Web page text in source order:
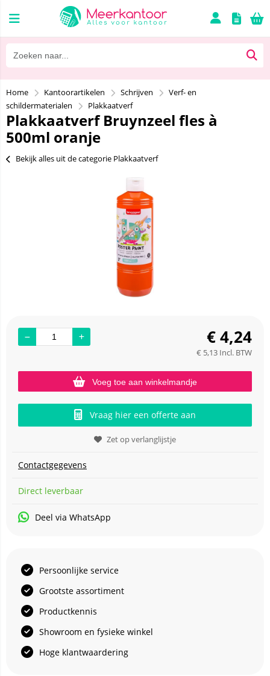
Home Kantoorartikelen Schrijven
Verf- en
schildermaterialen
Plakkaatverf
Plakkaatverf Bruynzeel fles à
500ml oranje
Bekijk alles uit de categorie Plakkaatverf
€4,24
€ 5,13 Incl. BTW
Voeg toe aan winkelmandje
Vraag hier een offerte aan
Zet op verlanglijstje
Contactgegevens
Direct leverbaar
Deel via WhatsApp
Persoonlijke service
Grootste assortiment
Productkennis
Showroom en fysieke winkel
Hoge klantwaardering